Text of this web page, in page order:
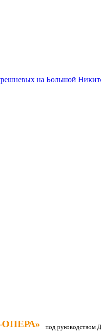
на Большой
под руководством